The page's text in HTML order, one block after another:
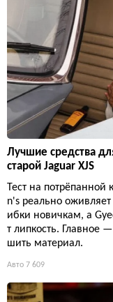
Лучшие средства
старой Jaguar XJS
Тест на потрёпанной
n's реально
ибки новичкам, а
т липкость. Главное
шить материал.
Авто 7 609